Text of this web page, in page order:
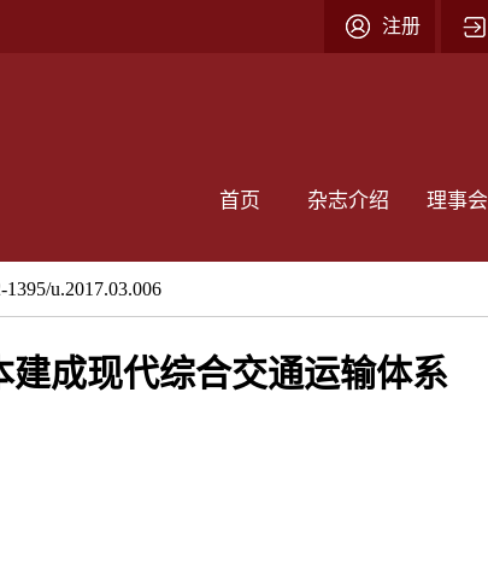
注册
首页 杂志介绍 理事会
u.2017.03.006
建成现代综合交通运输体系